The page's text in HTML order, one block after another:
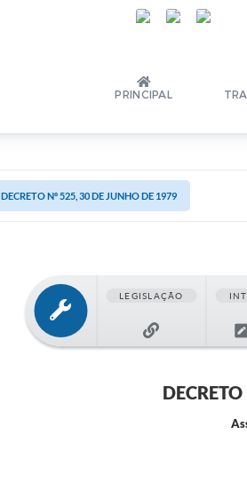
PRINCIPAL
DECRETO Nº 525, 30 DE JUNHO DE 1979
LEGISLAÇÃO